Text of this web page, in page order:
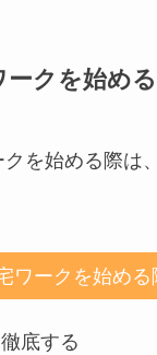
ークを始め
を始める際は
ワークを始める
底する